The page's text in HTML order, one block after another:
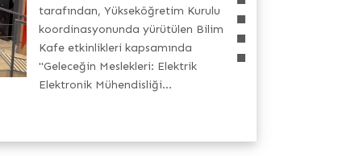
tarafından, Yükseköğretim Kurulu
koordinasyonunda yürütülen Bilim
Kafe etkinlikleri kapsamında
"Geleceğin Meslekleri: Elektrik
Elektronik Mühendisliği...